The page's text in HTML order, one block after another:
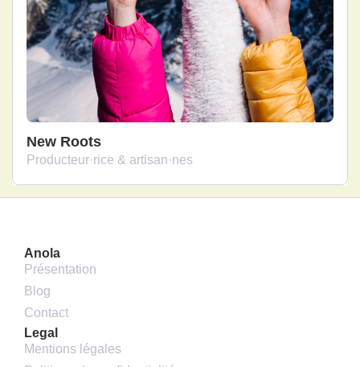
New Roots
Producteur·rice & artisan·nes
Anola
Présentation
Blog
Contact
Legal
Mentions légales